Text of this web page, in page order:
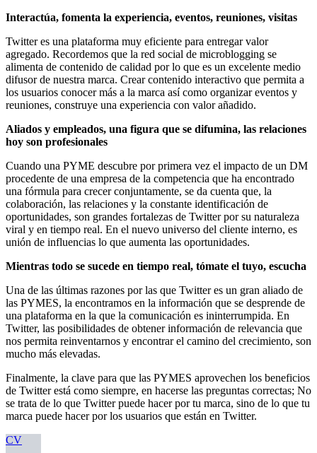
Interactúa, fomenta la experiencia, eventos, reuniones, visitas
Twitter es una plataforma muy eficiente para entregar valor
agregado. Recordemos que la red social de microblogging se
alimenta de contenido de calidad por lo que es un excelente medio
difusor de nuestra marca. Crear contenido interactivo que permita a
los usuarios conocer más a la marca así como organizar eventos y
reuniones, construye una experiencia con valor añadido.
Aliados y empleados, una figura que se difumina, las relaciones
hoy son profesionales
Cuando una PYME descubre por primera vez el impacto de un DM
procedente de una empresa de la competencia que ha encontrado
una fórmula para crecer conjuntamente, se da cuenta que, la
colaboración, las relaciones y la constante identificación de
oportunidades, son grandes fortalezas de Twitter por su naturaleza
viral y en tiempo real. En el nuevo universo del cliente interno, es
unión de influencias lo que aumenta las oportunidades.
Mientras todo se sucede en tiempo real, tómate el tuyo, escucha
Una de las últimas razones por las que Twitter es un gran aliado de
las PYMES, la encontramos en la información que se desprende de
una plataforma en la que la comunicación es ininterrumpida. En
Twitter, las posibilidades de obtener información de relevancia que
nos permita reinventarnos y encontrar el camino del crecimiento, son
mucho más elevadas.
Finalmente, la clave para que las PYMES aprovechen los beneficios
de Twitter está como siempre, en hacerse las preguntas correctas; No
se trata de lo que Twitter puede hacer por tu marca, sino de lo que tu
marca puede hacer por los usuarios que están en Twitter.
CV